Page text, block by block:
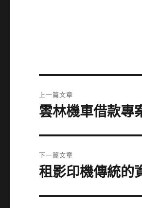
章
上一篇文章
上
篇
文
章:
雲林機車借款專
下一篇文章
下
篇
租影印機傳統的